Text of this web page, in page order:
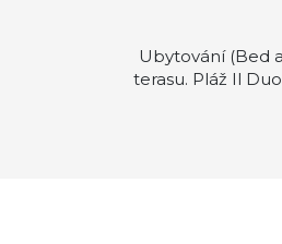
Ubytování (Bed
terasu. Pláž Il